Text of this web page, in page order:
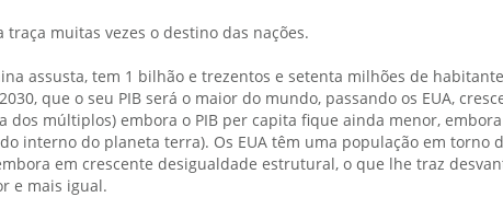
traça muitas vezes o destino das nações.
assusta, tem 1 bilhão e trezentos e setenta milhões de
que o seu PIB será o maior do mundo, passando os EUA,
dos múltiplos) embora o PIB per capita fique ainda menor,
interno do planeta terra). Os EUA têm uma população em torno
em crescente desigualdade estrutural, o que lhe traz
e mais igual.